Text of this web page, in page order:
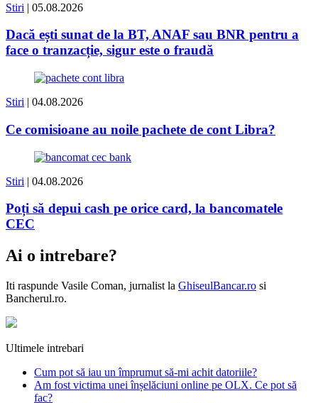
Stiri | 05.08.2026
Dacă ești sunat de la BT, ANAF sau BNR pentru a
face o tranzacție, sigur este o fraudă
Stiri | 04.08.2026
Ce comisioane au noile pachete de cont Libra?
Stiri | 04.08.2026
Poți să depui cash pe orice card, la bancomatele
CEC
Ai o intrebare?
Iti raspunde Vasile Coman, jurnalist la GhiseulBancar.ro si
Bancherul.ro.
Ultimele intrebari
Cum pot să iau un împrumut să-mi achit datoriile?
Am fost victima unei înșelăciuni online pe OLX. Ce pot să
fac?